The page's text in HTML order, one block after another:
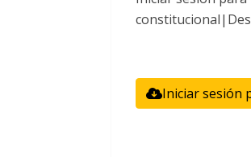
Iniciar sesión